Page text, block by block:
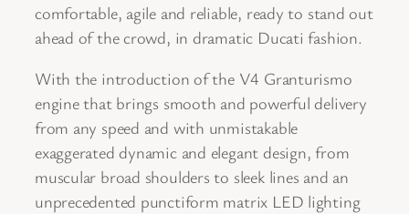
comfortable, agile and reliable, ready to stand out
ahead of the crowd, in dramatic Ducati fashion.
With the introduction of the V4 Granturismo
engine that brings smooth and powerful delivery
from any speed and with unmistakable
exaggerated dynamic and elegant design, from
muscular broad shoulders to sleek lines and an
unprecedented punctiform matrix LED lighting